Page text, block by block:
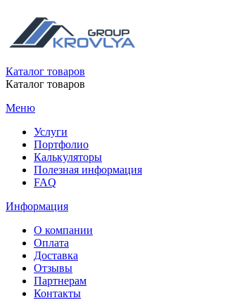
Каталог товаров
Каталог товаров
Меню
Услуги
Портфолио
Калькуляторы
Полезная информация
FAQ
Информация
О компании
Оплата
Доставка
Отзывы
Партнерам
Контакты